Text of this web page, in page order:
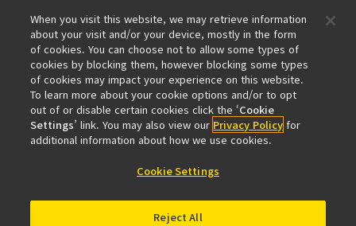
추천 링크
대물렌즈 셀렉터 Resolution CalculatorPubScopeOEM
Nikon Small World
MicroscopyU
기타 니콘 제품
카메라 및 쌍안경 관련 제품
산업용 계측 제품
When you visit this website, we may retrieve information
about your visit and/or your device, mostly in the form
of cookies. You can choose not to allow some types of
cookies by blocking them, however blocking some types
of cookies may impact your experience on this website.
To learn more about your cookie options and/or to opt
out of or disable certain cookies click the ‘Cookie
Settings’ link. You may also view our Privacy Policy for
additional information about how we use cookies.
Cookie Settings
Reject All